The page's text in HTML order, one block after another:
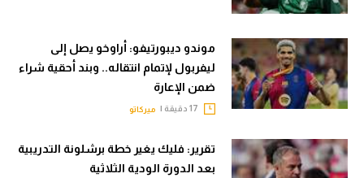
موندو ديبورتيفو: أراوخو يصل إلى
ليفربول لإتمام انتقاله.. وبند أحقية شراء
ضمن الإعارة
ميركاتو
تقرير: فليك يغير خطة برشلونة التدريبية
بعد الدورة الودية الثلاثية